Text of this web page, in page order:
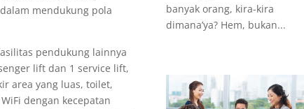
mendukung pola
pendukung lainnya
lift dan 1 service lift,
area yang luas, toilet,
dengan kecepatan
banyak orang, kira-kira
dimana’ya? Hem, bukan...